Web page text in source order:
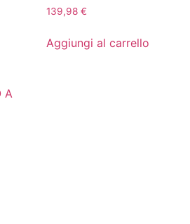
139,98€
Aggiungi al carrello